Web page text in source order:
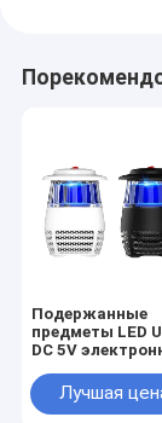
Подержанные
предметы LED
DC 5V
кемпинга
Лучшая